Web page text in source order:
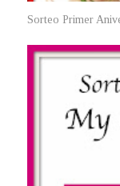
Sorteo Primer